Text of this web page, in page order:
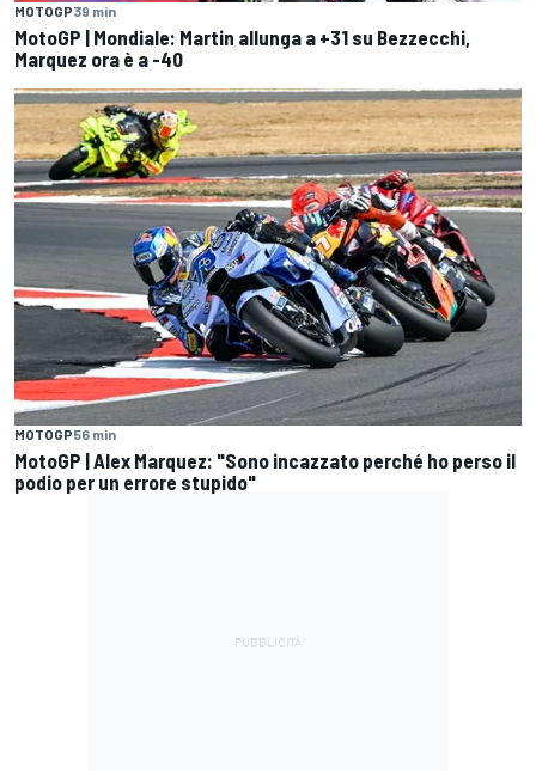
MOTOGP39 min
MotoGP | Mondiale: Martin allunga a +31 su Bezzecchi,
Marquez ora è a -40
MOTOGP56 min
MotoGP | Alex Marquez: "Sono incazzato perché ho perso il
podio per un errore stupido"